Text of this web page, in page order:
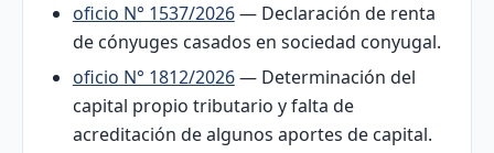
oficio N° 1537/2026— Declaración de renta
de cónyuges casados en sociedad conyugal.
oficio N° 1812/2026— Determinación del
capital propio tributario y falta de
acreditación de algunos aportes de capital.